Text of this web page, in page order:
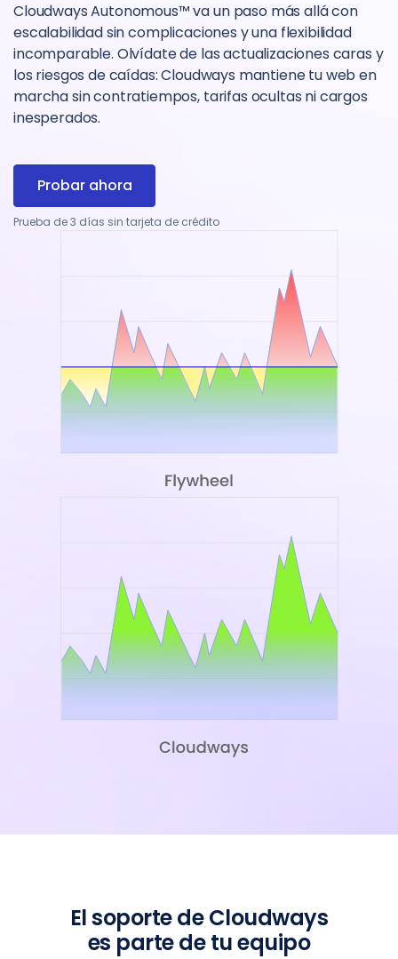
Cloudways Autonomous™ va un paso más allá con
escalabilidad sin complicaciones y una flexibilidad
incomparable. Olvídate de las actualizaciones caras y
los riesgos de caídas: Cloudways mantiene tu web en
marcha sin contratiempos, tarifas ocultas ni cargos
inesperados.
Probar ahora
Prueba de 3 días sin tarjeta de crédito
El soporte de Cloudways
es parte de tu equipo